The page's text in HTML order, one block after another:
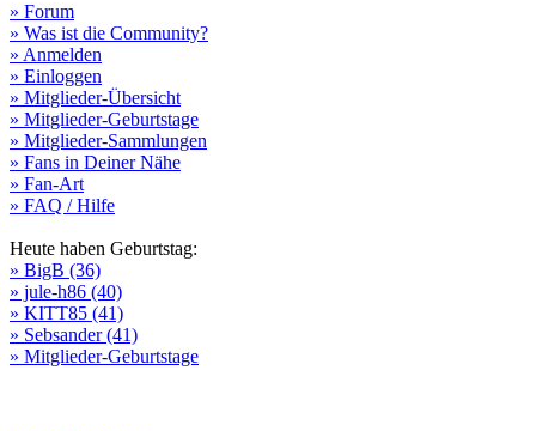
» Forum
» Was ist die Community?
» Anmelden
» Einloggen
» Mitglieder-Übersicht
» Mitglieder-Geburtstage
» Mitglieder-Sammlungen
» Fans in Deiner Nähe
» Fan-Art
» FAQ / Hilfe
Heute haben Geburtstag:
» BigB (36)
» jule-h86 (40)
» KITT85 (41)
» Sebsander (41)
» Mitglieder-Geburtstage